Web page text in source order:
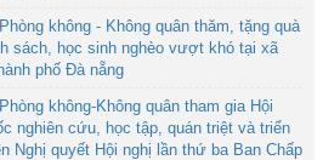
không - Không quân thăm, tặng quà
sách, học sinh nghèo vượt khó tại xã
phố Đà nẵng
không-Không quân tham gia Hội
nghiên cứu, học tập, quán triệt và triển
Nghị quyết Hội nghị lần thứ ba Ban Chấp